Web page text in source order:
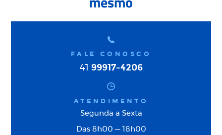
FALE CONOSCO
41 99917-4206
ATENDIMENTO
Segunda a Sexta
Das 8h00 — 18h00